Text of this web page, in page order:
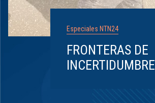
Especiales NTN24
FRONTERAS DE
INCERTIDUMBRE